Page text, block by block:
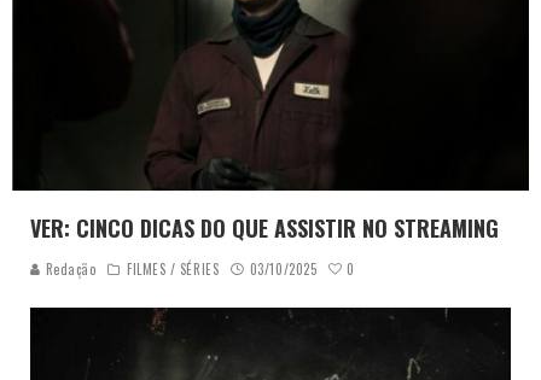
VER: CINCO DICAS DO QUE ASSISTIR NO STREAMING
Redação FILMES / SÉRIES 03/10/2025 0